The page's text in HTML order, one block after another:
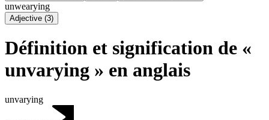
unwearying
Adjective (3)
Définition et signification de «
unvarying » en anglais
unvarying